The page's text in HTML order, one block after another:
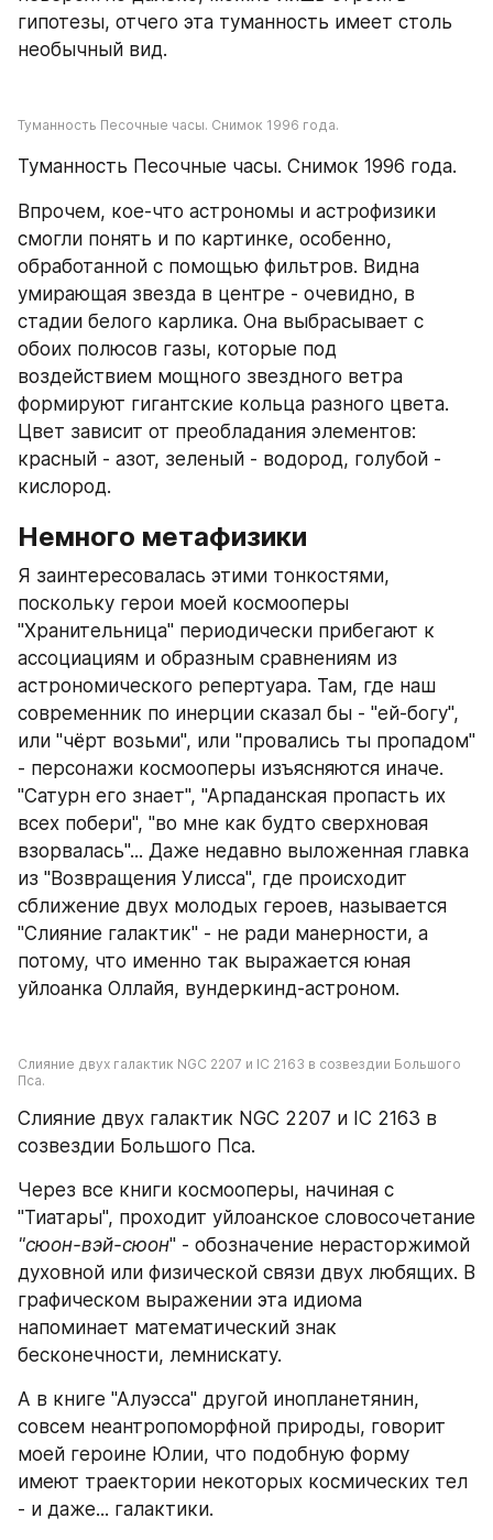
гипотезы, отчего эта туманность имеет столь
необычный вид.
Туманность Песочные часы. Снимок 1996 года.
Туманность Песочные часы. Снимок 1996 года.
Впрочем, кое-что астрономы и астрофизики
смогли понять и по картинке, особенно,
обработанной с помощью фильтров. Видна
умирающая звезда в центре - очевидно, в
стадии белого карлика. Она выбрасывает с
обоих полюсов газы, которые под
воздействием мощного звездного ветра
формируют гигантские кольца разного цвета.
Цвет зависит от преобладания элементов:
красный - азот, зеленый - водород, голубой -
кислород.
Немного метафизики
Я заинтересовалась этими тонкостями,
поскольку герои моей космооперы
"Хранительница" периодически прибегают к
ассоциациям и образным сравнениям из
астрономического репертуара. Там, где наш
современник по инерции сказал бы - "ей-богу",
или "чёрт возьми", или "провались ты пропадом"
- персонажи космооперы изъясняются иначе.
"Сатурн его знает", "Арпаданская пропасть их
всех побери", "во мне как будто сверхновая
взорвалась"... Даже недавно выложенная главка
из "Возвращения Улисса", где происходит
сближение двух молодых героев, называется
"Слияние галактик" - не ради манерности, а
потому, что именно так выражается юная
уйлоанка Оллайя, вундеркинд-астроном.
Слияние двух галактик NGC 2207 и IC 2163 в созвездии Большого
Пса.
Слияние двух галактик NGC 2207 и IC 2163 в
созвездии Большого Пса.
Через все книги космооперы, начиная с
"сюон-вэй-сюон" - обозначение нерасторжимой
духовной или физической связи двух любящих. В
графическом выражении эта идиома
напоминает математический знак
бесконечности, лемнискату.
А в книге "Алуэсса" другой инопланетянин,
совсем неантропоморфной природы, говорит
моей героине Юлии, что подобную форму
имеют траектории некоторых космических тел
- и даже... галактики.